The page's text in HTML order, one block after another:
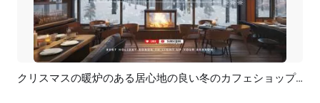
プレビュー AI再生成 クリスマスの暖炉のある居心地の良い冬のカフェショップのインテリア、音楽プレイリスト、YouTube イントロ